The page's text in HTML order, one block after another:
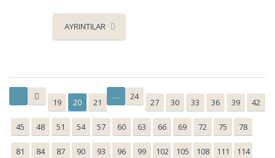
AYRINTILAR
19 20 21
… 24
27 30 33 36 39 42
45 48 51 54 57 60 63 66 69 72 75 78
81 84 87 90 93 96 99 102 105 108 111 114